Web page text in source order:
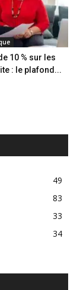
10 % sur les
: le plafond...
49
83
33
34